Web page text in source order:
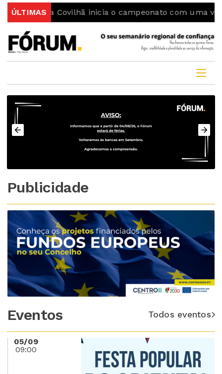
ÚLTIMAS
da Covilhã inicia o campeonato com uma vitória
Publicidade
Eventos Todos eventos
05/09
09:00